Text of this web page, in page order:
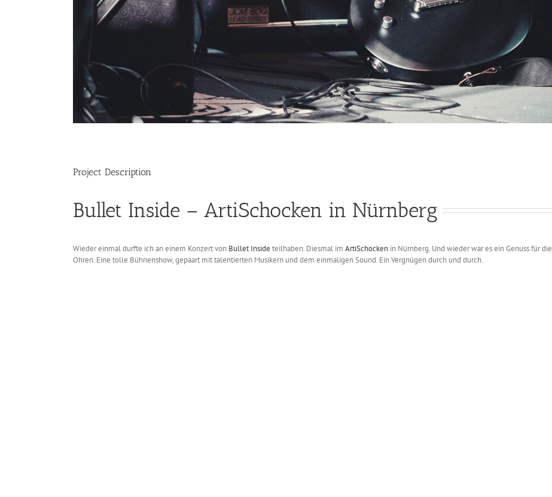
Project Description
Bullet Inside – ArtiSchocken in Nürnberg
Wieder einmal durfte ich an einem Konzert von Bullet Inside teilhaben. Diesmal im ArtiSchocken in Nürnberg. Und wieder war es ein Genuss für die
Ohren. Eine tolle Bühnenshow, gepaart mit talentierten Musikern und dem einmaligen Sound. Ein Vergnügen durch und durch.